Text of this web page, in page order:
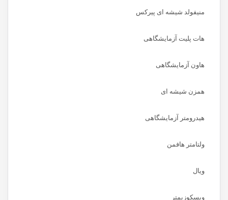
منیفولد شیشه ای پیرکس
هات پلیت آزمایشگاهی
هاون آزمایشگاهی
همزن شیشه ای
هیدرومتر آزمایشگاهی
ولتامتر هافمن
ویال
ویسکوزیمتر